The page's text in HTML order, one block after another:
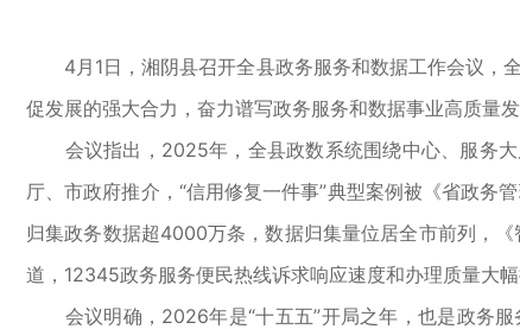
4月1日，湘阴县召开全县政务服务和数据工作会议，
促发展的强大合力，奋力谱写政务服务和数据事业高质量
会议指出，2025年，全县政数系统围绕中心、服务大
厅、市政府推介，“信用修复一件事”典型案例被《省政务
归集政务数据超4000万条，数据归集量位居全市前列，《
道，12345政务服务便民热线诉求响应速度和办理质量大
会议明确，2026年是“十五五”开局之年，也是政务服